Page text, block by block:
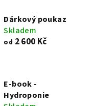
Dárkový poukaz
Skladem
od 2 600 Kč
E-book -
Hydroponie